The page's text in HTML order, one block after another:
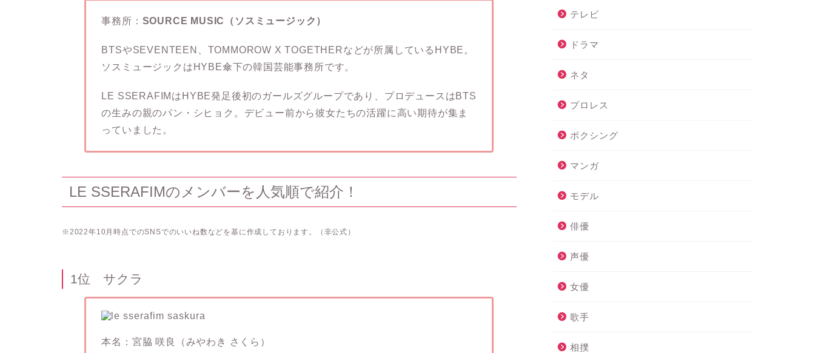
事務所： SOURCE MUSIC（ソスミュージック）
BTSやSEVENTEEN、TOMMOROW X TOGETHERなどが所属しているHYBE。
ソスミュージックはHYBE傘下の韓国芸能事務所です。
LE SSERAFIMはHYBE発足後初のガールズグループであり、プロデュースはBTS
の生みの親のパン・シヒョク。デビュー前から彼女たちの活躍に高い期待が集ま
っていました。
LE SSERAFIMのメンバーを人気順で紹介！
※2022年10月時点でのSNSでのいいね数などを基に作成しております。（非公式）
1位 サクラ
本名：宮脇 咲良（みやわき さくら）
テレビ
ドラマ
ネタ
プロレス
ボクシング
マンガ
モデル
俳優
声優
女優
歌手
相撲